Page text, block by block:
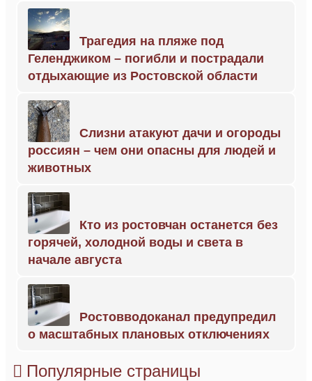
Трагедия на пляже под
Геленджиком – погибли и пострадали
отдыхающие из Ростовской области
Слизни атакуют дачи и огороды
россиян – чем они опасны для людей и
животных
Кто из ростовчан останется без
горячей, холодной воды и света в
начале августа
Ростовводоканал предупредил
о масштабных плановых отключениях
Популярные страницы